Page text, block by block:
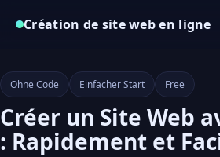
Création de site web en ligne
Ohne Code Einfacher Start Free
Créer un Site Web
: Rapidement et